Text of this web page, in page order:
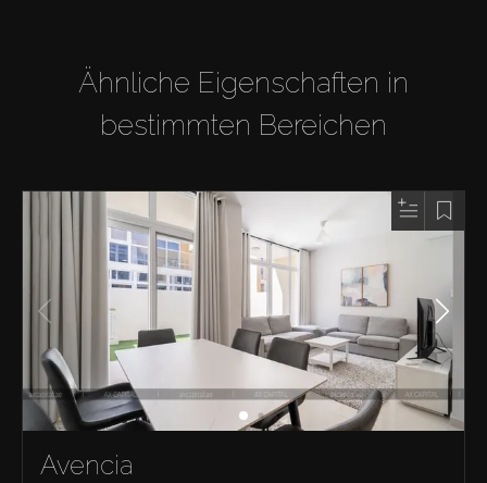
Ähnliche Eigenschaften in
bestimmten Bereichen
Avencia